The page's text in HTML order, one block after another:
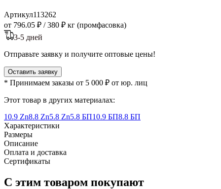
Артикул113262
от 796.05 ₽ /380 ₽ кг (промфасовка)
3-5 дней
Отправьте заявку и получите оптовые цены!
Оставить заявку
* Принимаем заказы от 5 000 ₽ от юр. лиц
Этот товар в других материалах:
10.9 Zn8.8 Zn5.8 Zn5.8 БП10.9 БП8.8 БП
Характеристики
Размеры
Описание
Оплата и доставка
Сертификаты
С этим товаром покупают